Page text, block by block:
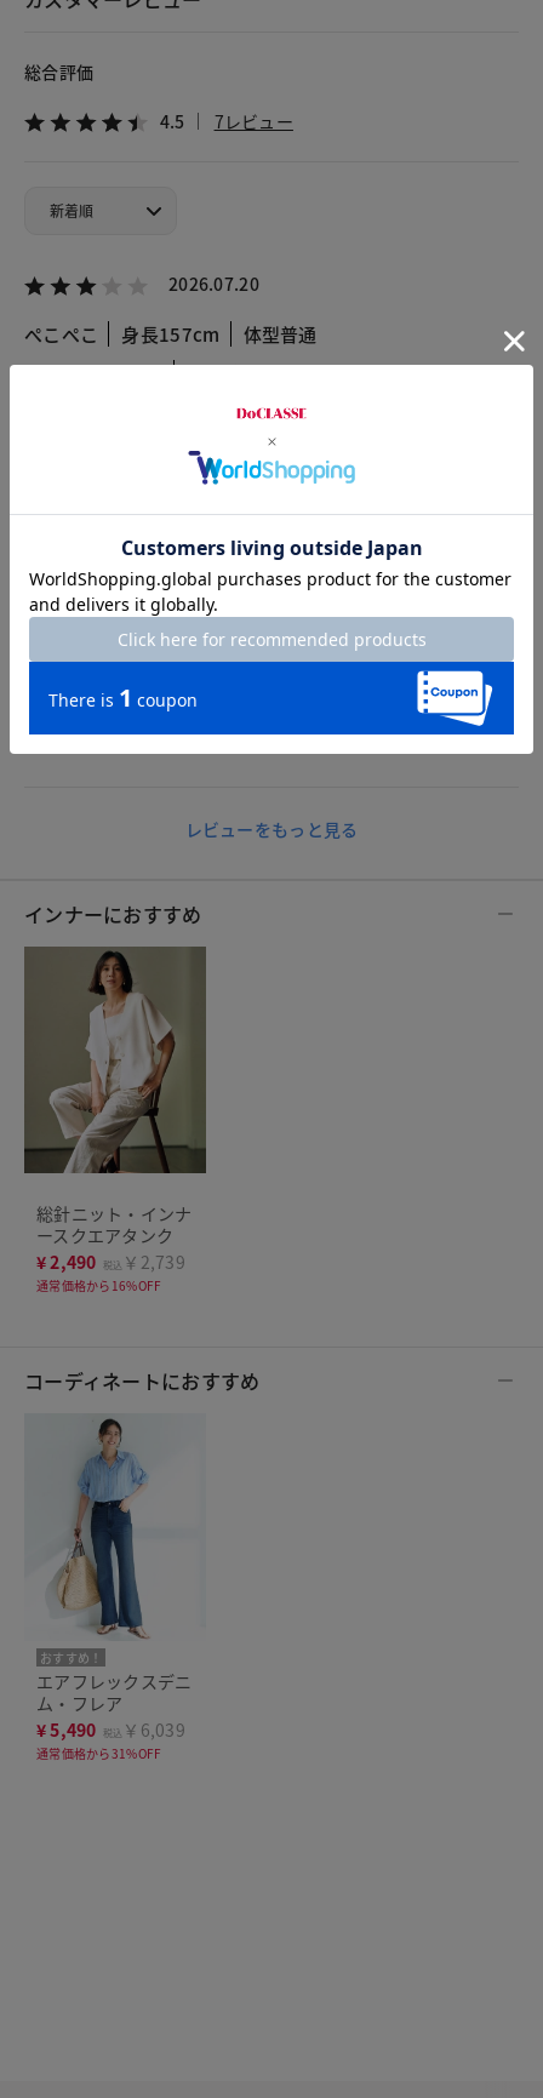
総合評価
4.5 7レビュー
2026.07.20
ぺこぺこ 身長157cm 体型普通
カラー：ネイビー
サイズ：M
思ったより生地は厚かったです。といっても薄いのですが。ラ
メがおしゃれでネイビーは場所も選ばす着用できそうです。
kirakira 身長158cm 体型小柄
カラー：ネイビー
サイズ：S
Sサイズネイビーを購入。
スパンコールのキラキラのおかげで暑い夏でも重くならないで
す。袖がゆったりしているので中に合わせるスタイルも選ばな
いので使いやすいと思います。
レビューをもっと見る
インナーにおすすめ
総針ニット・インナ
ースクエアタンク
¥2,490 税込 ￥2,739
通常価格から16%OFF
コーディネートにおすすめ
おすすめ！
エアフレックスデニ
ム・フレア
¥5,490 税込 ￥6,039
通常価格から31%OFF